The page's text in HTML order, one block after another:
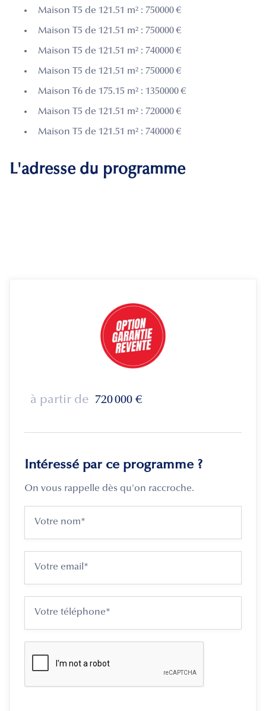
Maison T5 de 121.51 m² : 750000 €
Maison T5 de 121.51 m² : 750000 €
Maison T5 de 121.51 m² : 740000 €
Maison T5 de 121.51 m² : 750000 €
Maison T6 de 175.15 m² : 1350000 €
Maison T5 de 121.51 m² : 720000 €
Maison T5 de 121.51 m² : 740000 €
L'adresse du programme
à partir de 720 000 €
Intéressé par ce programme ?
On vous rappelle dès qu'on raccroche.